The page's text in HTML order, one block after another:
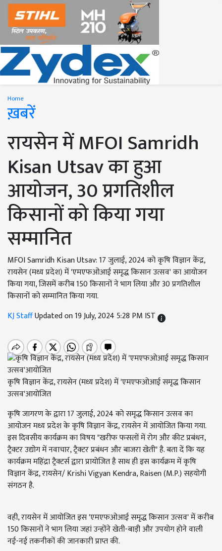
Home
ख़बरें
रायसेन में MFOI Samridh
Kisan Utsav का हुआ
आयोजन, 30 प्रगतिशील
किसानों को किया गया
सम्मानित
MFOI Samridh Kisan Utsav: 17 जुलाई, 2024 को कृषि विज्ञान केंद्र,
रायसेन (मध्य प्रदेश) में 'एमएफओआई समृद्ध किसान उत्सव' का आयोजन
किया गया, जिसमें करीब 150 किसानों ने भाग लिया और 30 प्रगतिशील
किसानों को सम्मानित किया गया.
KJ StaffUpdated on 19 July, 2024 5:28 PM IST
कृषि विज्ञान केंद्र, रायसेन (मध्य प्रदेश) में 'एमएफओआई समृद्ध किसान
उत्सव'आयोजित
कृषि जागरण के द्वारा 17 जुलाई, 2024 को समृद्ध किसान उत्सव का
आयोजन मध्य प्रदेश के कृषि विज्ञान केंद्र, रायसेन में आयोजित किया गया.
इस दिवसीय कार्यक्रम का विषय "खरीफ फसलों में रोग और कीट प्रबंधन,
ट्रैक्टर उद्योग में नवाचार, ट्रैक्टर प्रबंधन और बाजरा खेती" है. बता दें कि यह
कार्यक्रम महिंद्रा ट्रैक्टर्स द्वारा प्रायोजित है साथ ही इस कार्यक्रम में कृषि
विज्ञान केंद्र, रायसेन/ Krishi Vigyan Kendra, Raisen (M.P.) सहयोगी
संगठन है.
वही, रायसेन में आयोजित इस 'एमएफओआई समृद्ध किसान उत्सव' में करीब
150 किसानों ने भाग लिया जहां उन्होंने खेती-बाड़ी और उपयोग होने वाली
नई-नई तकनीकों की जानकारी प्राप्त की.